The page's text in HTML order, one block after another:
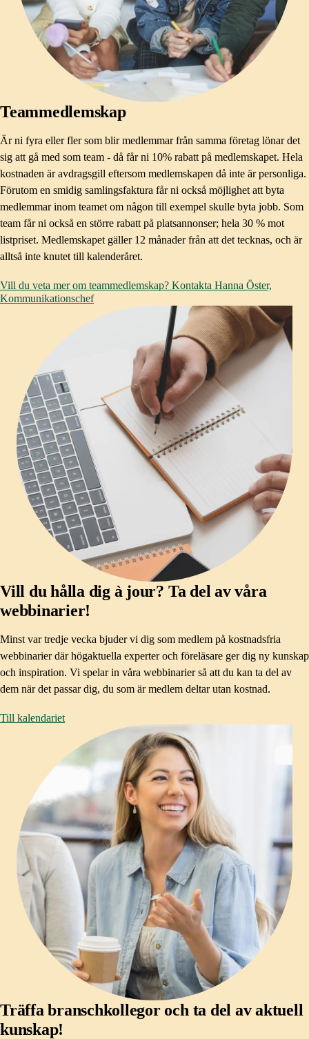
Teammedlemskap
Är ni fyra eller fler som blir medlemmar från samma företag lönar det
sig att gå med som team - då får ni 10% rabatt på medlemskapet. Hela
kostnaden är avdragsgill eftersom medlemskapen då inte är personliga.
Förutom en smidig samlingsfaktura får ni också möjlighet att byta
medlemmar inom teamet om någon till exempel skulle byta jobb. Som
team får ni också en större rabatt på platsannonser; hela 30 % mot
listpriset. Medlemskapet gäller 12 månader från att det tecknas, och är
alltså inte knutet till kalenderåret.
Vill du veta mer om teammedlemskap? Kontakta Hanna Öster,
Kommunikationschef
Vill du hålla dig à jour? Ta del av våra
webbinarier!
Minst var tredje vecka bjuder vi dig som medlem på kostnadsfria
webbinarier där högaktuella experter och föreläsare ger dig ny kunskap
och inspiration. Vi spelar in våra webbinarier så att du kan ta del av
dem när det passar dig, du som är medlem deltar utan kostnad.
Till kalendariet
Träffa branschkollegor och ta del av aktuell
kunskap!